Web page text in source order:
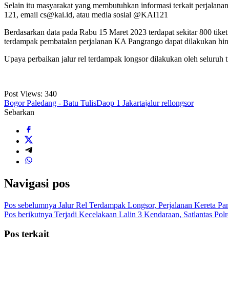
Selain itu masyarakat yang membutuhkan informasi terkait
121, email cs@kai.id, atau media sosial @KAI121
Berdasarkan data pada Rabu 15 Maret 2023 terdapat sekitar 800
terdampak pembatalan perjalanan KA Pangrango dapat dilakukan
Upaya perbaikan jalur rel terdampak longsor dilakukan oleh seluruh
Post Views: 340
Bogor Paledang - Batu TulisDaop 1 Jakartajalur rellongsor
Sebarkan
Navigasi pos
Pos sebelumnya Jalur Rel Terdampak Longsor, Perjalanan Kereta
Pos berikutnya Terjadi Kecelakaan Lalin 3 Kendaraan, Satlantas
Pos terkait